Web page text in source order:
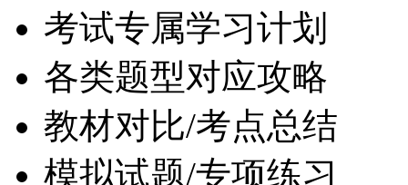
考试专属学习计划
各类题型对应攻略
教材对比/考点总结
模拟试题/专项练习